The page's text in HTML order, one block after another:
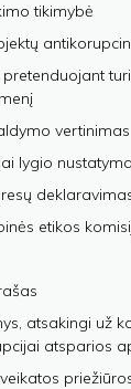
tikimybė
vertinimas
lygio
etikos
atsakingi už
atsparios